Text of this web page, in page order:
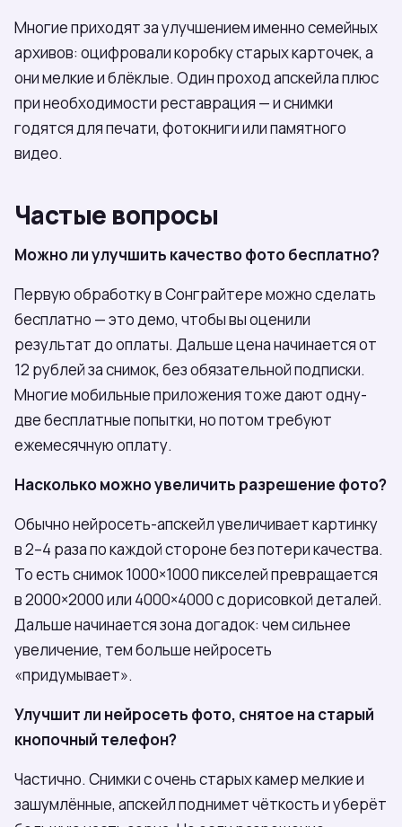
Многие приходят за улучшением именно семейных
архивов: оцифровали коробку старых карточек, а
они мелкие и блёклые. Один проход апскейла плюс
при необходимости реставрация — и снимки
годятся для печати, фотокниги или памятного
видео.
Частые вопросы
Можно ли улучшить качество фото бесплатно?
Первую обработку в Сонграйтере можно сделать
бесплатно — это демо, чтобы вы оценили
результат до оплаты. Дальше цена начинается от
12 рублей за снимок, без обязательной подписки.
Многие мобильные приложения тоже дают одну-
две бесплатные попытки, но потом требуют
ежемесячную оплату.
Насколько можно увеличить разрешение фото?
Обычно нейросеть-апскейл увеличивает картинку
в 2–4 раза по каждой стороне без потери качества.
То есть снимок 1000×1000 пикселей превращается
в 2000×2000 или 4000×4000 с дорисовкой деталей.
Дальше начинается зона догадок: чем сильнее
увеличение, тем больше нейросеть
«придумывает».
Улучшит ли нейросеть фото, снятое на старый
кнопочный телефон?
Частично. Снимки с очень старых камер мелкие и
зашумлённые, апскейл поднимет чёткость и уберёт